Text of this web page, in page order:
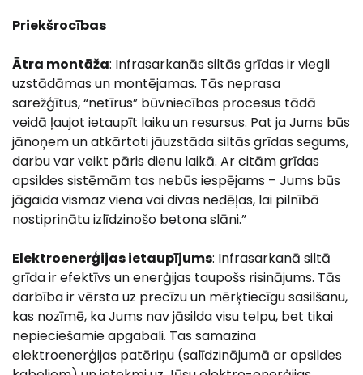
Priekšrocības
Ātra montāža: Infrasarkanās siltās grīdas ir viegli
uzstādāmas un montējamas. Tās neprasa
sarežģītus, “netīrus” būvniecības procesus tādā
veidā ļaujot ietaupīt laiku un resursus. Pat ja Jums būs
jānoņem un atkārtoti jāuzstāda siltās grīdas segums,
darbu var veikt pāris dienu laikā. Ar citām grīdas
apsildes sistēmām tas nebūs iespējams – Jums būs
jāgaida vismaz viena vai divas nedēļas, lai pilnībā
nostiprinātu izlīdzinošo betona slāni.”
Elektroenerģijas ietaupījums: Infrasarkanā siltā
grīda ir efektīvs un enerģijas taupošs risinājums. Tās
darbība ir vērsta uz precīzu un mērķtiecīgu sasilšanu,
kas nozīmē, ka Jums nav jāsilda visu telpu, bet tikai
nepieciešamie apgabali. Tas samazina
elektroenerģijas patēriņu (salīdzinājumā ar apsildes